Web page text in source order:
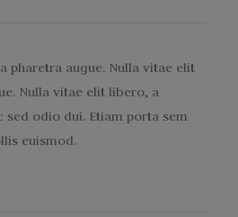
pharetra augue. Nulla vitae elit
Nulla vitae elit libero, a
sed odio dui. Etiam porta sem
euismod.